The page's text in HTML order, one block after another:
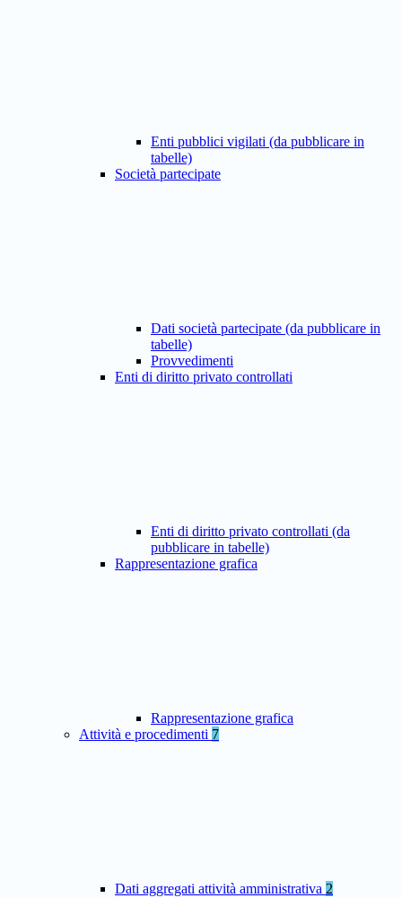
Enti pubblici vigilati (da pubblicare in
tabelle)
Società partecipate
Dati società partecipate (da pubblicare in
tabelle)
Provvedimenti
Enti di diritto privato controllati
Enti di diritto privato controllati (da
pubblicare in tabelle)
Rappresentazione grafica
Rappresentazione grafica
Attività e procedimenti 7
Dati aggregati attività amministrativa 2